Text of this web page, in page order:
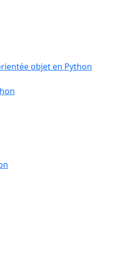
objet en Python